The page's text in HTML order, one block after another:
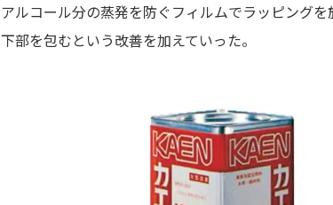
アルコール分の蒸発を防ぐフィルムでラッピング
下部を包むという改善を加えていった。